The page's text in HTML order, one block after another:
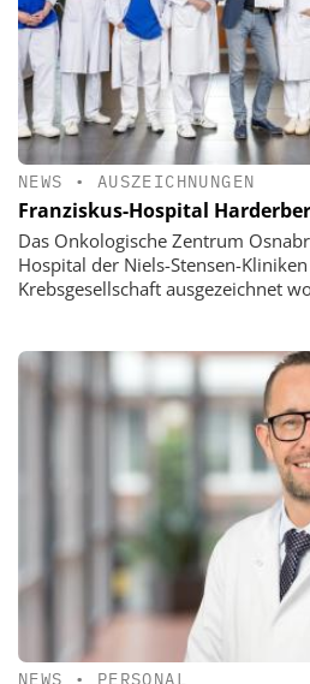
NEWS • AUSZEICHNUNGEN
Franziskus-Hospital
Das Onkologische Zentrum
Hospital der Niels-Stensen-
Krebsgesellschaft ausgezeichnet
NEWS • PERSONAL